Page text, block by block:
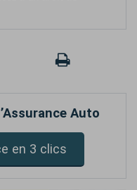
Auto
en 3 clics